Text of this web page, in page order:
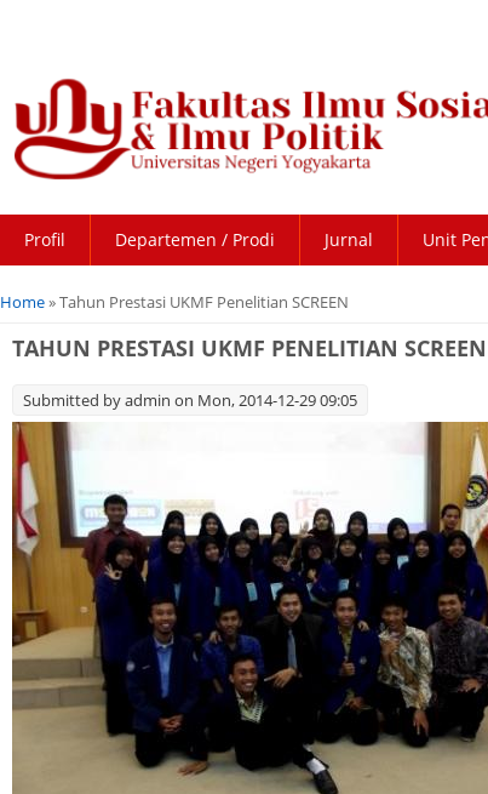
Profil Departemen / Prodi Jurnal Unit
You are here
Home» Tahun Prestasi UKMF Penelitian SCREEN
TAHUN PRESTASI UKMF PENELITIAN SCREEN
Submitted byadmin on Mon, 2014-12-29 09:05